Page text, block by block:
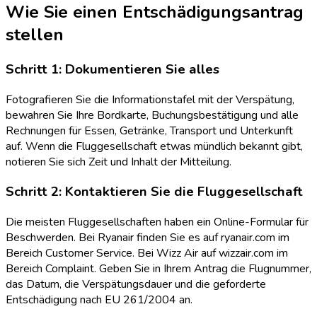
Wie Sie einen Entschädigungsantrag
stellen
Schritt 1: Dokumentieren Sie alles
Fotografieren Sie die Informationstafel mit der Verspätung,
bewahren Sie Ihre Bordkarte, Buchungsbestätigung und alle
Rechnungen für Essen, Getränke, Transport und Unterkunft
auf. Wenn die Fluggesellschaft etwas mündlich bekannt gibt,
notieren Sie sich Zeit und Inhalt der Mitteilung.
Schritt 2: Kontaktieren Sie die Fluggesellschaft
Die meisten Fluggesellschaften haben ein Online-Formular für
Beschwerden. Bei Ryanair finden Sie es auf ryanair.com im
Bereich Customer Service. Bei Wizz Air auf wizzair.com im
Bereich Complaint. Geben Sie in Ihrem Antrag die Flugnummer,
das Datum, die Verspätungsdauer und die geforderte
Entschädigung nach EU 261/2004 an.